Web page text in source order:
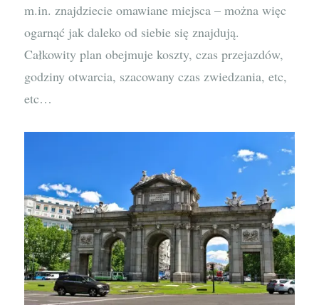
m.in. znajdziecie omawiane miejsca – można więc
ogarnąć jak daleko od siebie się znajdują.
Całkowity plan obejmuje koszty, czas przejazdów,
godziny otwarcia, szacowany czas zwiedzania, etc,
etc…